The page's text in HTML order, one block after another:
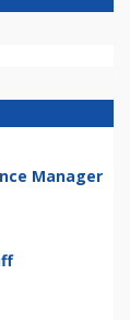
Manager